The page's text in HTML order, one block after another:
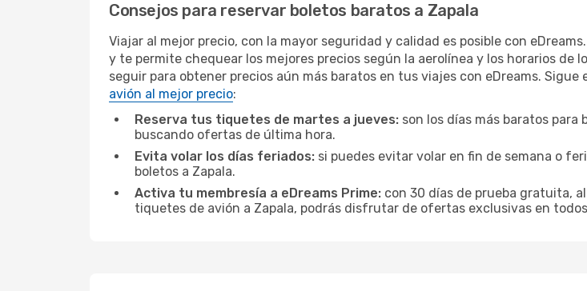
Consejos para reservar boletos baratos a Zapala
Viajar al mejor precio, con la mayor seguridad y calidad es posible con
y te permite chequear los mejores precios según la aerolínea y los horarios de
seguir para obtener precios aún más baratos en tus viajes con eDreams.
avión al mejor precio:
Reserva tus tiquetes de martes a jueves: son los días más baratos
buscando ofertas de última hora.
Evita volar los días feriados: si puedes evitar volar en fin de semana o
boletos a Zapala.
Activa tu membresía a eDreams Prime: con 30 días de prueba gratuita,
tiquetes de avión a Zapala, podrás disfrutar de ofertas exclusivas en